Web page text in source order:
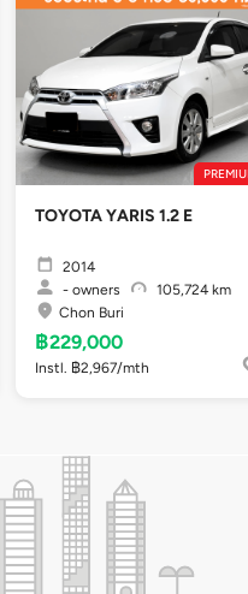
TOYOTA YARIS 1.2 E
2014
- owners
105,724 km
Chon Buri
฿229,000
Instl. ฿2,967/mth